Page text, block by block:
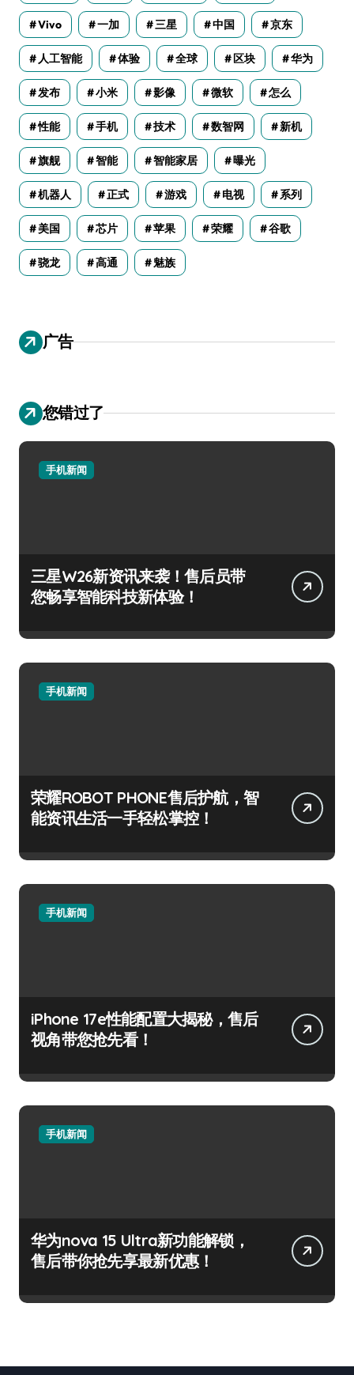
Vivo 一加 三星 中国 京东
人工智能 体验 全球 区块 华为
发布 小米 影像 微软 怎么
性能 手机 技术 数智网 新机
旗舰 智能 智能家居 曝光
机器人 正式 游戏 电视 系列
美国 芯片 苹果 荣耀 谷歌
骁龙 高通 魅族
广告
您错过了
手机新闻
三星W26新资讯来袭！售后员带
您畅享智能科技新体验！
手机新闻
荣耀ROBOT PHONE售后护航，智
能资讯生活一手轻松掌控！
手机新闻
iPhone 17e性能配置大揭秘，售后
视角带您抢先看！
手机新闻
华为nova 15 Ultra新功能解锁，
售后带你抢先享最新优惠！